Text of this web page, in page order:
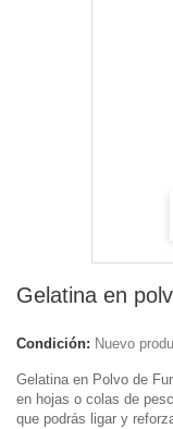
Gelatina en
Condición: Nuevo
Gelatina en Polvo de
en hojas o colas de
que podrás ligar y